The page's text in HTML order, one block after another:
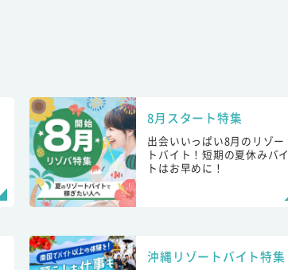
8月スタート特集
出会いいっぱい8月のリゾー
トバイト！短期の夏休みバイ
トはお早めに！
沖縄リゾートバイト特集